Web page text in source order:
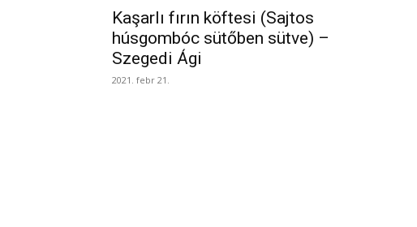
Kaşarlı fırın köftesi (Sajtos
húsgombóc sütőben sütve) –
Szegedi Ági
2021. febr 21.